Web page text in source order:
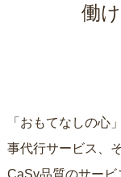
働
「おもてなしの心
事代行サービス、
CaSy品質のサービ